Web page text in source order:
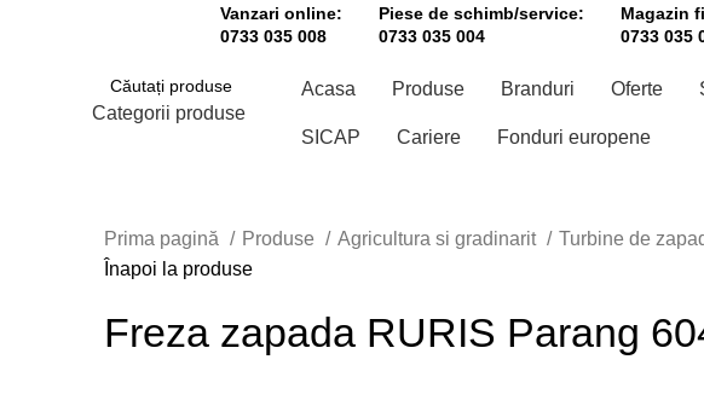
Vanzari online:
0733 035 008
Piese de schimb/service:
0733 035 004
Magazin
0733 035
Categorii produse
Acasa Produse Branduri Oferte
SICAP Cariere Fonduri europene
Prima pagină Produse Agricultura si gradinarit Turbine de
Înapoi la produse
Freza zapada RURIS Parang